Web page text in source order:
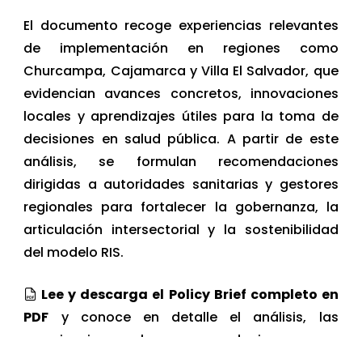
El documento recoge experiencias relevantes
de implementación en regiones como
Churcampa, Cajamarca y Villa El Salvador, que
evidencian avances concretos, innovaciones
locales y aprendizajes útiles para la toma de
decisiones en salud pública. A partir de este
análisis, se formulan recomendaciones
dirigidas a autoridades sanitarias y gestores
regionales para fortalecer la gobernanza, la
articulación intersectorial y la sostenibilidad
del modelo RIS.
Lee y descarga el Policy Brief completo en
PDF y conoce en detalle el análisis, las